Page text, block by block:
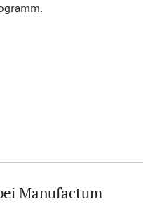
Manufactum